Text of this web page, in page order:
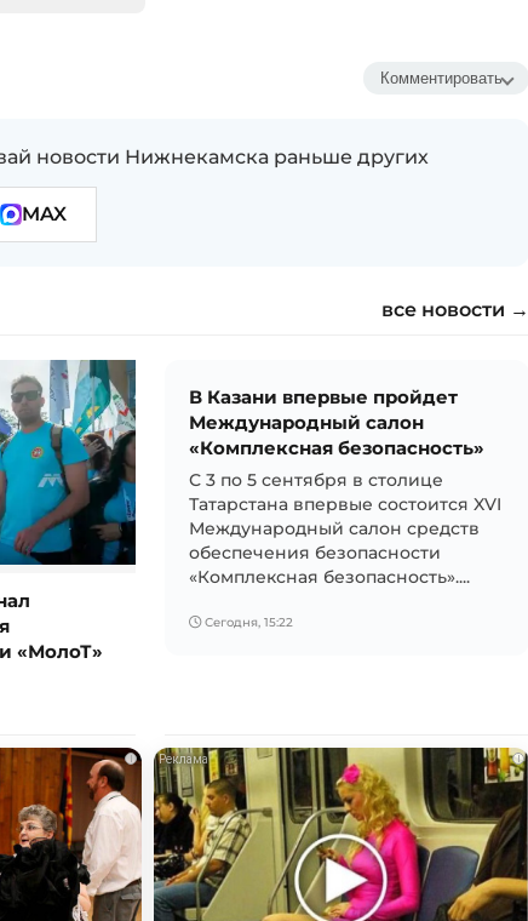
Комментировать
новости Нижнекамска раньше других
MAX
все новости →
«МолоТ»
В Казани впервые пройдет
Международный салон
«Комплексная безопасность»
С 3 по 5 сентября в столице
Татарстана впервые состоится XVI
Международный салон средств
обеспечения безопасности
«Комплексная безопасность»....
Сегодня, 15:22
i i